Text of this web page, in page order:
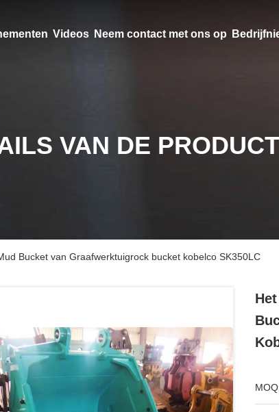
Videos Neem contact met ons op
VAN DE
Bucket van Graafwerktuigrock bucket kobelco SK350LC